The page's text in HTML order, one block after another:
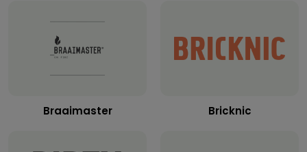
Braaimaster Bricknic